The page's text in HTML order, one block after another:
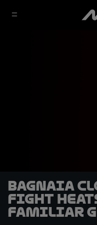
Bagnaia
fight
familiar